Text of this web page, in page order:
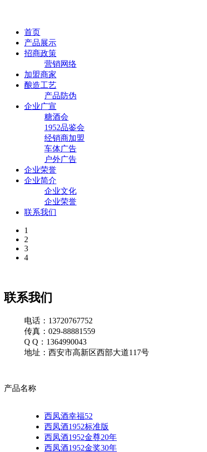
首页
产品展示
招商政策
营销网络
加盟商家
酿造工艺
产品防伪
企业广宣
糖酒会
1952品鉴会
经销商加盟
车体广告
户外广告
企业荣誉
企业简介
企业文化
企业荣誉
联系我们
1
2
3
4
联系我们
电话：13720767752
传真：029-88881559
Q Q：1364990043
地址：西安市高新区西部大道117号
产品名称
西凤酒幸福52
西凤酒1952标准版
西凤酒1952金尊20年
西凤酒1952金奖30年